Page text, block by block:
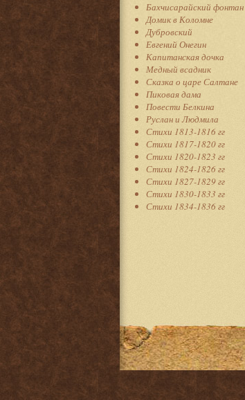
Бахчисарайский фонтан
Домик в Коломне
Дубровский
Евгений Онегин
Капитанская дочка
Медный всадник
Сказка о царе Салтане
Пиковая дама
Повести Белкина
Руслан и Людмила
Стихи 1813-1816 гг
Стихи 1817-1820 гг
Стихи 1820-1823 гг
Стихи 1824-1826 гг
Стихи 1827-1829 гг
Стихи 1830-1833 гг
Стихи 1834-1836 гг